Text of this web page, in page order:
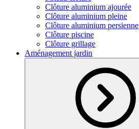
Clôture aluminium ajourée
Clôture aluminium pleine
Clôture aluminium persienne
Clôture piscine
Clôture grillage
Aménagement jardin